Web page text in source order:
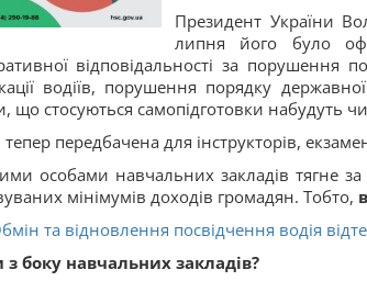
Президент України
липня його було
відповідальності за порушення
водіїв, порушення порядку
що стосуються самопідготовки набудуть
тепер передбачена для інструкторів,
особами навчальних закладів тягне
мінімумів доходів громадян. Тобто,
та відновлення посвідчення водія
боку навчальних закладів?